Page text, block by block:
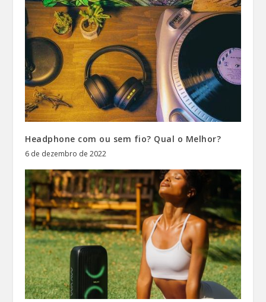
Headphone com ou sem fio? Qual o Melhor?
6 de dezembro de 2022